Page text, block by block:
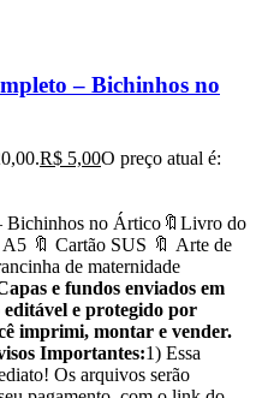
– Bichinhos no
R$ 5,00O preço atual é:
Bichinhos no Ártico🔖Livro do
🔖 Cartão SUS 🔖 Arte de
de maternidade
e fundos enviados em
e protegido por
imprimi, montar e vender.
Importantes:1) Essa
Os arquivos serão